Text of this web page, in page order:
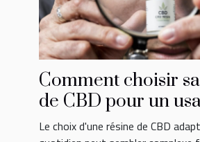
Comment choisir
de CBD pour un
quotidien ?
Le choix d'une résine de CBD